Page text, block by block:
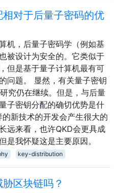
对于后量子密码的优
机，后量子密码学（例如基
被设计为安全的。它类似于
但是基于量子计算机最有可
问题。 显然，有关量子密钥
究仍在继续。但是，与后量
子密钥分配的确切优势是什
新技术的开发会产生很大的
远来看，也许QKD会更具成
是我怀疑这是主要原因。
key-distribution
区块链吗？